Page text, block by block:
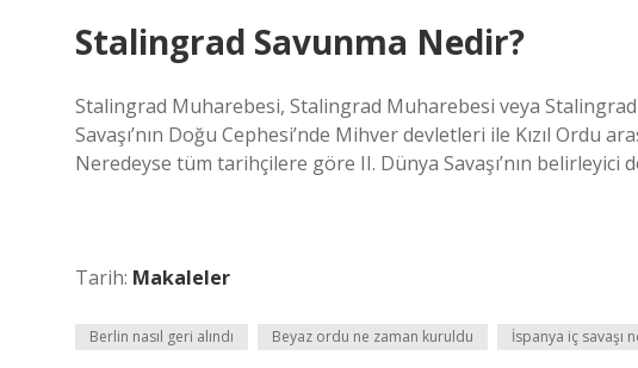
Stalingrad Savunma Nedir?
Stalingrad Muharebesi, Stalingrad Muharebesi veya Stalingrad
Savaşı’nın Doğu Cephesi’nde Mihver devletleri ile Kızıl Ordu
Neredeyse tüm tarihçilere göre II. Dünya Savaşı’nın
Tarih: Makaleler
Berlin nasıl geri alındı Beyaz ordu ne zaman kuruldu İspanya iç savaşı